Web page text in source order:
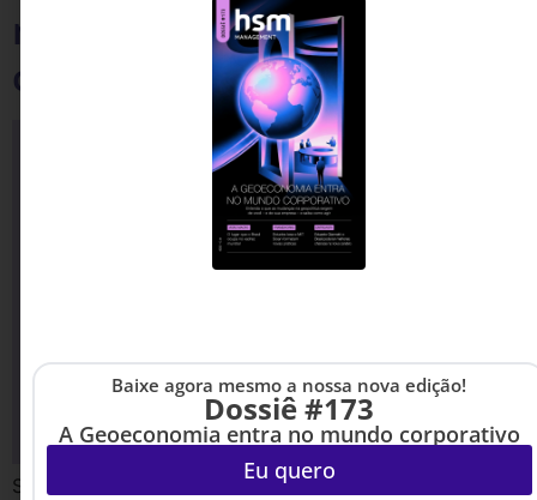
no relacionamento com o
cliente
Se seu atendimento não é 24/7, personalizado e
Baixe agora mesmo a nossa nova edição!
Dossiê #173
A Geoeconomia entra no mundo corporativo
Eu quero